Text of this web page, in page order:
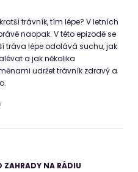
trávník, tím lépe? V letních
naopak. V této epizodě se
tráva lépe odolává suchu, jak
a jak několika
udržet trávník zdravý a
ZAHRADY NA RÁDIU